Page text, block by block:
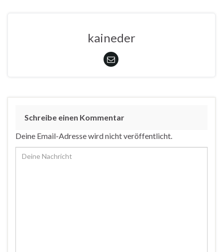
kaineder
Schreibe einen Kommentar
Deine Email-Adresse wird nicht veröffentlicht.